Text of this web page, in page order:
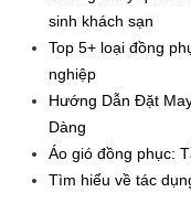
sinh khách sạn
Top 5+ loại đồng
nghiệp
Hướng Dẫn Đặt
Dàng
Áo gió đồng phục:
Tìm hiểu về tác